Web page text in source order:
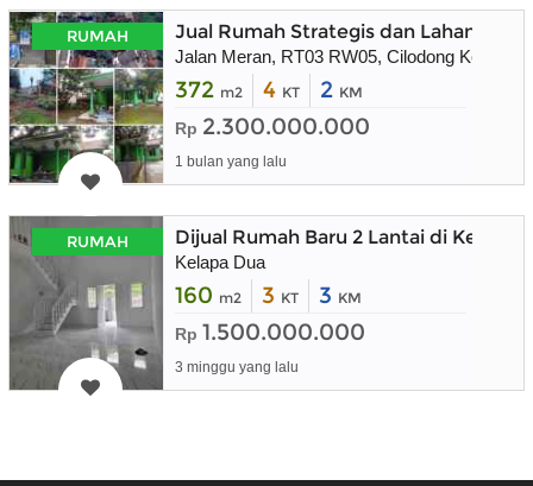
RUMAH Jual Rumah Strategis dan Lahan
Jalan Meran, RT03 RW05, Cilodong Kel. ,
372 m2 4 KT 2 KM
Rp 2.300.000.000
1 bulan yang lalu
RUMAH Dijual Rumah Baru 2 Lantai di Kelapa
Kelapa Dua
160 m2 3 KT 3 KM
Rp 1.500.000.000
3 minggu yang lalu